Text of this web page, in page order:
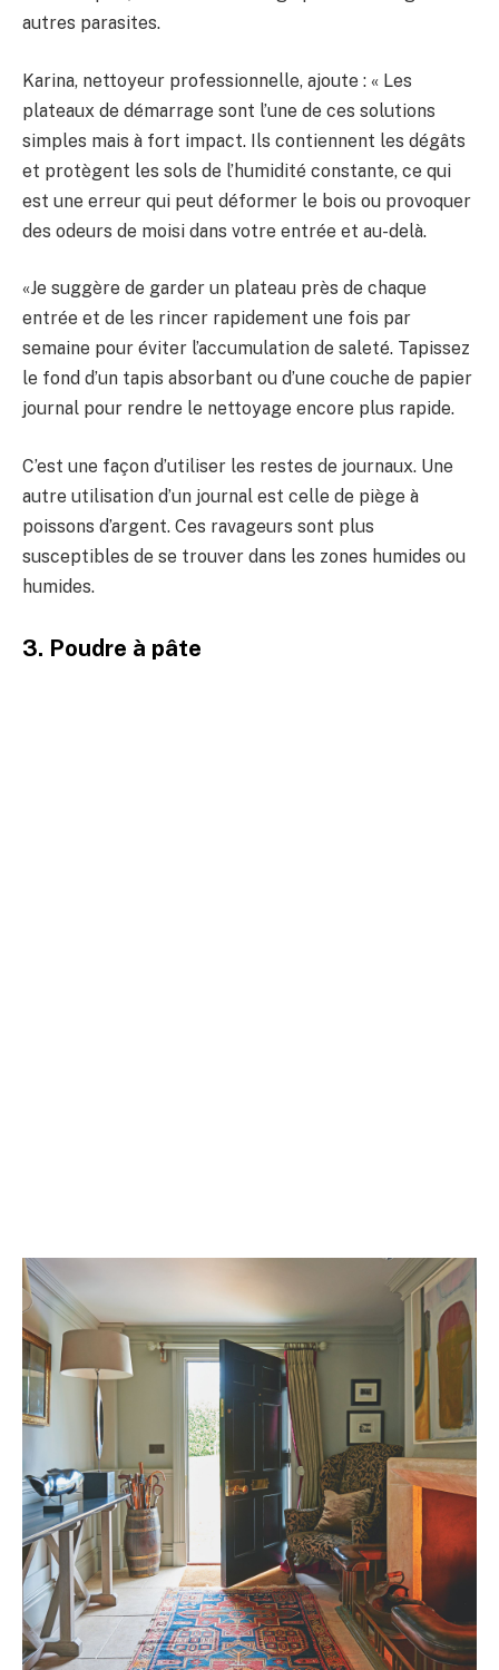
autres parasites.
Karina, nettoyeur professionnelle, ajoute : « Les
plateaux de démarrage sont l’une de ces solutions
simples mais à fort impact. Ils contiennent les dégâts
et protègent les sols de l’humidité constante, ce qui
est une erreur qui peut déformer le bois ou provoquer
des odeurs de moisi dans votre entrée et au-delà.
«Je suggère de garder un plateau près de chaque
entrée et de les rincer rapidement une fois par
semaine pour éviter l’accumulation de saleté. Tapissez
le fond d’un tapis absorbant ou d’une couche de papier
journal pour rendre le nettoyage encore plus rapide.
C’est une façon d’utiliser les restes de journaux. Une
autre utilisation d’un journal est celle de piège à
poissons d’argent. Ces ravageurs sont plus
susceptibles de se trouver dans les zones humides ou
humides.
3. Poudre à pâte